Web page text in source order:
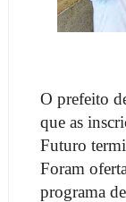
O prefeito
que as
Futuro
Foram
programa